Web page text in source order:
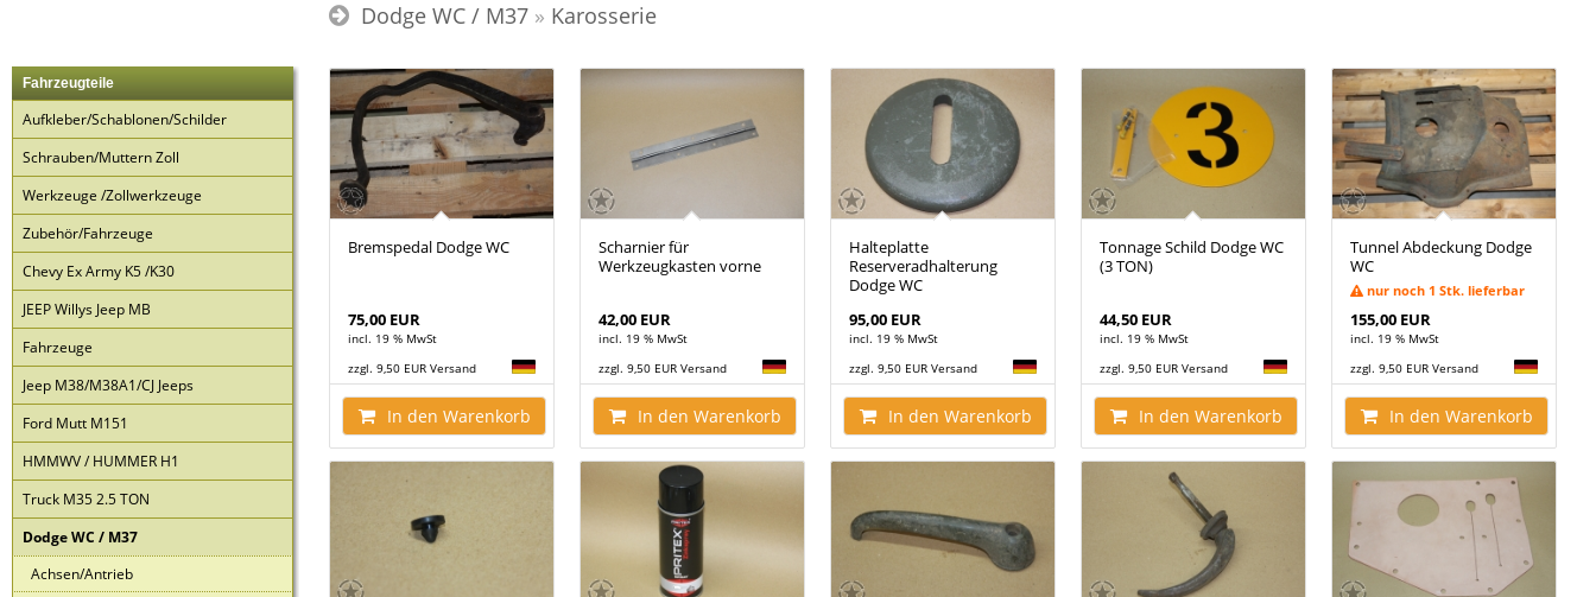
Dodge WC / M37 » Karosserie
Fahrzeugteile
Aufkleber/Schablonen/Schilder
Schrauben/Muttern Zoll
Werkzeuge /Zollwerkzeuge
Zubehör/Fahrzeuge
Chevy Ex Army K5 /K30
JEEP Willys Jeep MB
Fahrzeuge
Jeep M38/M38A1/CJ Jeeps
Ford Mutt M151
HMMWV / HUMMER H1
Truck M35 2.5 TON
Dodge WC / M37
Achsen/Antrieb
Bremspedal Dodge WC
75,00 EUR
incl. 19 % MwSt
zzgl. 9,50 EUR Versand
In den Warenkorb
Scharnier für
Werkzeugkasten vorne
42,00 EUR
incl. 19 % MwSt
zzgl. 9,50 EUR Versand
In den Warenkorb
Halteplatte
Reserveradhalterung
Dodge WC
95,00 EUR
incl. 19 % MwSt
zzgl. 9,50 EUR Versand
In den Warenkorb
Tonnage Schild Dodge WC
(3 TON)
44,50 EUR
incl. 19 % MwSt
zzgl. 9,50 EUR Versand
In den Warenkorb
Tunnel Abdeckung Dodge
WC
nur noch 1 Stk. lieferbar
155,00 EUR
incl. 19 % MwSt
zzgl. 9,50 EUR Versand
In den Warenkorb